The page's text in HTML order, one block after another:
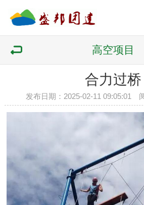
高空项目
合力过桥
发布日期：2025-02-11 09:05:01